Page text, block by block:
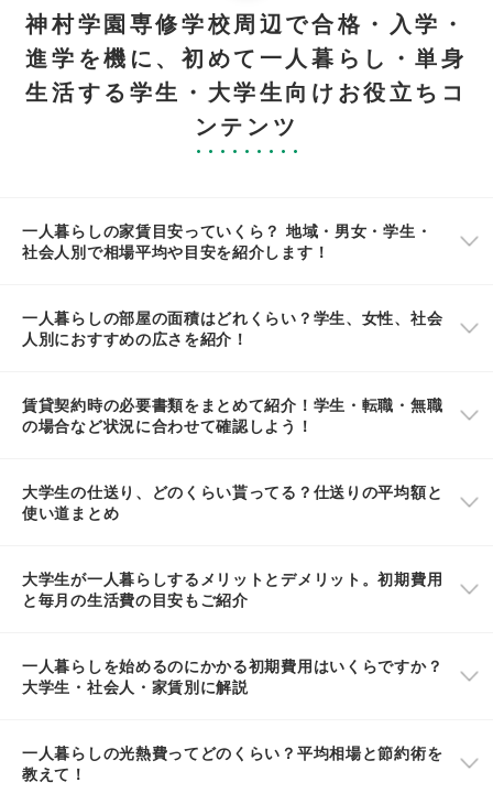
神村学園専修学校周辺で合格・入学・
進学を機に、初めて一人暮らし・単身
生活する学生・大学生向けお役立ちコ
ンテンツ
一人暮らしの家賃目安っていくら？ 地域・男女・学生・
社会人別で相場平均や目安を紹介します！
一人暮らしの部屋の面積はどれくらい？学生、女性、社会
人別におすすめの広さを紹介！
賃貸契約時の必要書類をまとめて紹介！学生・転職・無職
の場合など状況に合わせて確認しよう！
大学生の仕送り、どのくらい貰ってる？仕送りの平均額と
使い道まとめ
大学生が一人暮らしするメリットとデメリット。初期費用
と毎月の生活費の目安もご紹介
一人暮らしを始めるのにかかる初期費用はいくらですか？
大学生・社会人・家賃別に解説
一人暮らしの光熱費ってどのくらい？平均相場と節約術を
教えて！